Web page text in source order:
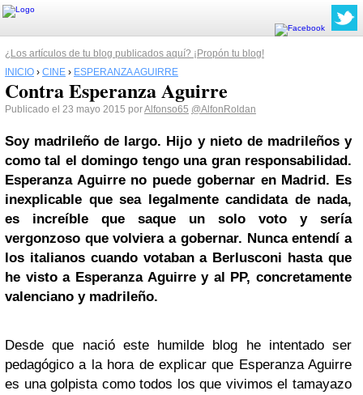
¿Los artículos de tu blog publicados aquí? ¡Propón tu blog!
INICIO › CINE › ESPERANZA AGUIRRE
Contra Esperanza Aguirre
Publicado el 23 mayo 2015 porAlfonso65 @AlfonRoldan
Soy madrileño de largo. Hijo y nieto de madrileños y
como tal el domingo tengo una gran responsabilidad.
Esperanza Aguirre no puede gobernar en Madrid. Es
inexplicable que sea legalmente candidata de nada,
es increíble que saque un solo voto y sería
vergonzoso que volviera a gobernar. Nunca entendí a
los italianos cuando votaban a Berlusconi hasta que
he visto a Esperanza Aguirre y al PP, concretamente
valenciano y madrileño.
Desde que nació este humilde blog he intentado ser
pedagógico a la hora de explicar que Esperanza Aguirre
es una golpista como todos los que vivimos el tamayazo